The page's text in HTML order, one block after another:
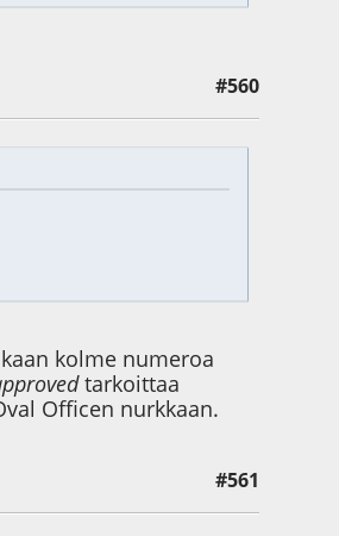
#560
kolme numeroa
tarkoittaa
Officen nurkkaan.
#561